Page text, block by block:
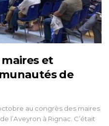
et
de
au congrès des maires
l’Aveyron à Rignac. C’était